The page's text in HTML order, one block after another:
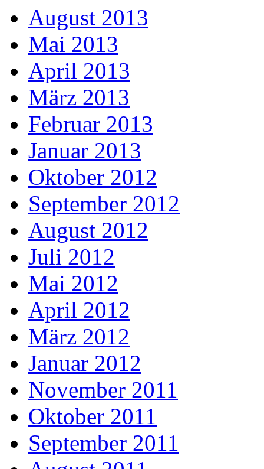
August 2013
Mai 2013
April 2013
März 2013
Februar 2013
Januar 2013
Oktober 2012
September 2012
August 2012
Juli 2012
Mai 2012
April 2012
März 2012
Januar 2012
November 2011
Oktober 2011
September 2011